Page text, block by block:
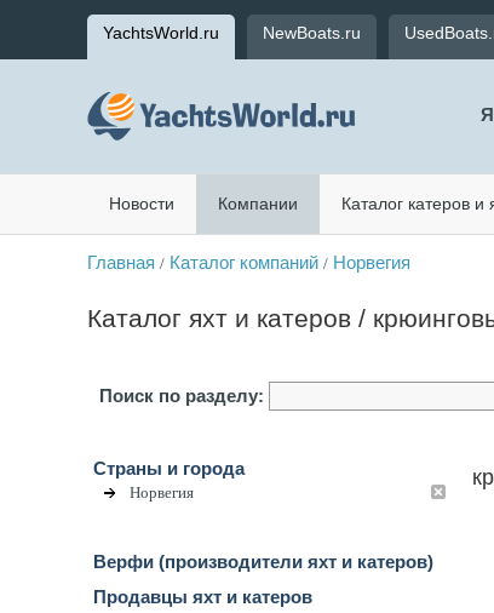
YachtsWorld.ru NewBoats.ru
Новости Компании Каталог катеров и
Главная / Каталог компаний / Норвегия
Каталог яхт и катеров /
Поиск по разделу:
Страны и города
Норвегия
Верфи (производители яхт и катеров)
Продавцы яхт и катеров